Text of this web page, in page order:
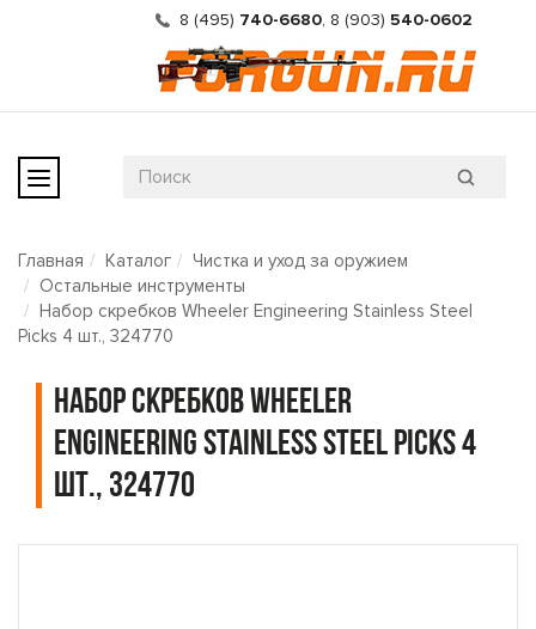
8 (495) 740-6680, 8 (903) 540-0602
Главная Каталог
Чистка и уход за оружием
Остальные инструменты
Набор скребков Wheeler Engineering Stainless Steel
Picks 4 шт., 324770
Набор скребков Wheeler
Engineering Stainless Steel Picks 4
шт., 324770